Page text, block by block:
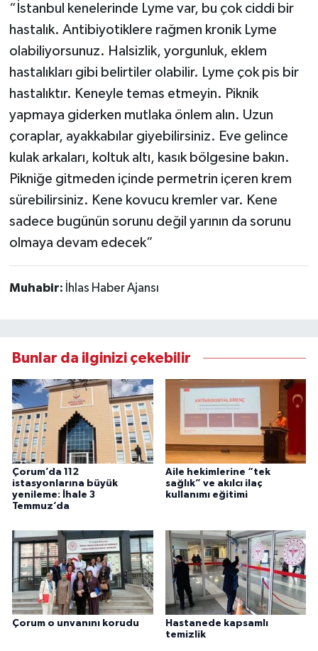
“İstanbul kenelerinde Lyme var, bu çok ciddi bir
hastalık. Antibiyotiklere rağmen kronik Lyme
olabiliyorsunuz. Halsizlik, yorgunluk, eklem
hastalıkları gibi belirtiler olabilir. Lyme çok pis bir
hastalıktır. Keneyle temas etmeyin. Piknik
yapmaya giderken mutlaka önlem alın. Uzun
çoraplar, ayakkabılar giyebilirsiniz. Eve gelince
kulak arkaları, koltuk altı, kasık bölgesine bakın.
Pikniğe gitmeden içinde permetrin içeren krem
sürebilirsiniz. Kene kovucu kremler var. Kene
sadece bugünün sorunu değil yarının da sorunu
olmaya devam edecek”
Muhabir: İhlas Haber Ajansı
Bunlar da ilginizi çekebilir
Çorum’da 112
istasyonlarına büyük
yenileme: İhale 3
Temmuz’da
Aile hekimlerine “tek
sağlık” ve akılcı ilaç
kullanımı eğitimi
Çorum o unvanını korudu
Hastanede kapsamlı
temizlik